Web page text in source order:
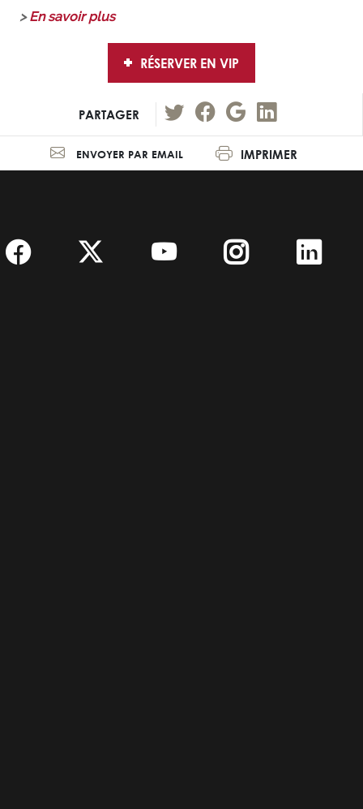
>En savoir plus
RÉSERVER EN VIP
PARTAGER
ENVOYER PAR EMAIL IMPRIMER